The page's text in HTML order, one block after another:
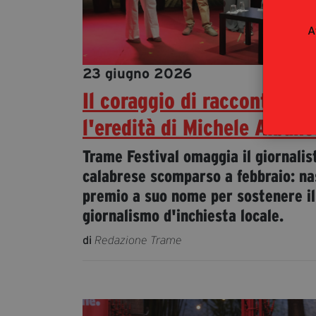
23 giugno 2026
Il coraggio di raccontare:
l'eredità di Michele
Trame Festival omaggia il
calabrese scomparso a febbraio:
premio a suo nome per sostenere il
giornalismo d'inchiesta locale.
di Redazione Trame